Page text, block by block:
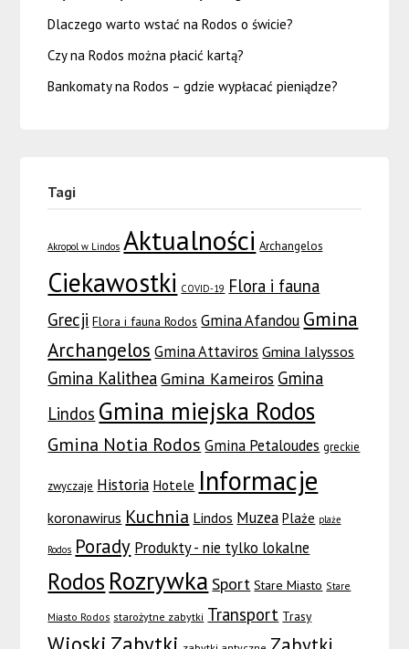
Dlaczego warto wstać na Rodos o świcie?
Czy na Rodos można płacić kartą?
Bankomaty na Rodos – gdzie wypłacać pieniądze?
Tagi
Akropol w Lindos Aktualności Archangelos
Ciekawostki COVID-19 Flora i fauna
Grecji Flora i fauna Rodos Gmina Afandou Gmina
Archangelos Gmina Attaviros Gmina Ialyssos
Gmina Kalithea Gmina Kameiros Gmina
Lindos Gmina miejska Rodos
Gmina Notia Rodos Gmina Petaloudes greckie
zwyczaje Historia Hotele Informacje
koronawirus Kuchnia Lindos Muzea Plaże plaże
Rodos Porady Produkty - nie tylko lokalne
Rodos Rozrywka Sport Stare Miasto Stare
Miasto Rodos starożytne zabytki Transport Trasy